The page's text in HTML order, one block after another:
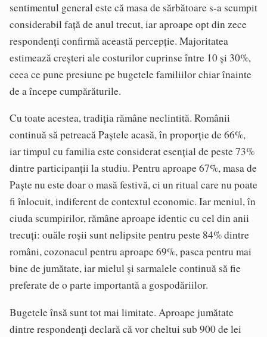
sentimentul general este că masa de sărbătoare s‑a scumpit
considerabil față de anul trecut, iar aproape opt din zece
respondenți confirmă această percepție. Majoritatea
estimează creșteri ale costurilor cuprinse între 10 și 30%,
ceea ce pune presiune pe bugetele familiilor chiar înainte
de a începe cumpărăturile.
Cu toate acestea, tradiția rămâne neclintită. Românii
continuă să petreacă Paștele acasă, în proporție de 66%,
iar timpul cu familia este considerat esențial de peste 73%
dintre participanții la studiu. Pentru aproape 67%, masa de
Paște nu este doar o masă festivă, ci un ritual care nu poate
fi înlocuit, indiferent de contextul economic. Iar meniul, în
ciuda scumpirilor, rămâne aproape identic cu cel din anii
trecuți: ouăle roșii sunt nelipsite pentru peste 84% dintre
români, cozonacul pentru aproape 69%, pasca pentru mai
bine de jumătate, iar mielul și sarmalele continuă să fie
preferate de o parte importantă a gospodăriilor.
Bugetele însă sunt tot mai limitate. Aproape jumătate
dintre respondenți declară că vor cheltui sub 900 de lei